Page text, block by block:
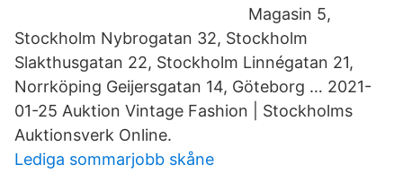
Magasin 5,
Stockholm Nybrogatan 32, Stockholm
Slakthusgatan 22, Stockholm Linnégatan 21,
Norrköping Geijersgatan 14, Göteborg … 2021-
01-25 Auktion Vintage Fashion | Stockholms
Auktionsverk Online.
Lediga sommarjobb skåne